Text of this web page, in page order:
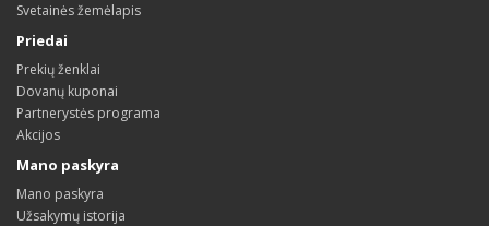
Svetainės žemėlapis
Priedai
Prekių ženklai
Dovanų kuponai
Partnerystės programa
Akcijos
Mano paskyra
Mano paskyra
Užsakymų istorija